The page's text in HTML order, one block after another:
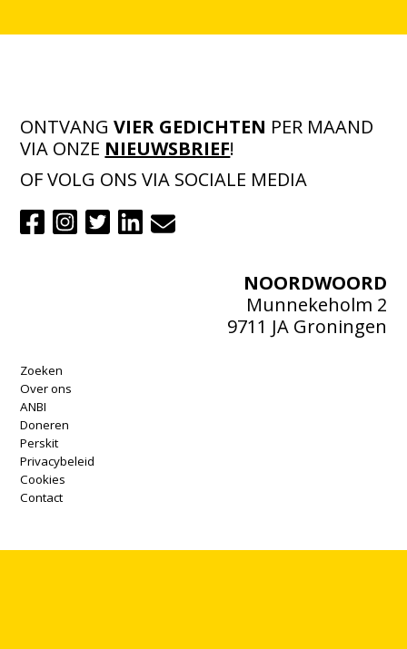
ONTVANGVIER GEDICHTEN PER MAAND
VIA ONZE NIEUWSBRIEF!
OF VOLG ONS VIA SOCIALE MEDIA
NOORDWOORD
Munnekeholm 2
9711 JA Groningen
Zoeken
Over ons
ANBI
Doneren
Perskit
Privacybeleid
Cookies
Contact